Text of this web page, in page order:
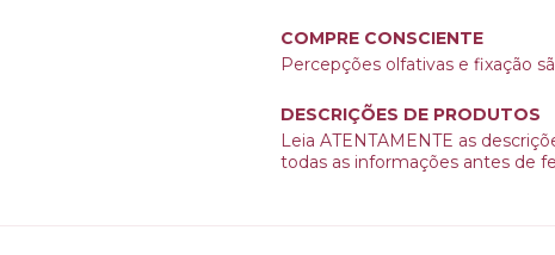
COMPRE CONSCIENTE
Percepções olfativas e fixação
DESCRIÇÕES DE PRODUTOS
Leia ATENTAMENTE as
todas as informações antes de